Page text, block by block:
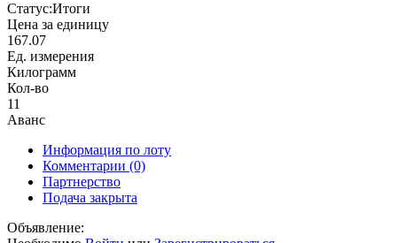
Статус:Итоги
Цена за единицу
167.07
Ед. измерения
Килограмм
Кол-во
11
Аванс
Информация по лоту
Комментарии (0)
Партнерство
Подача закрыта
Объявление: